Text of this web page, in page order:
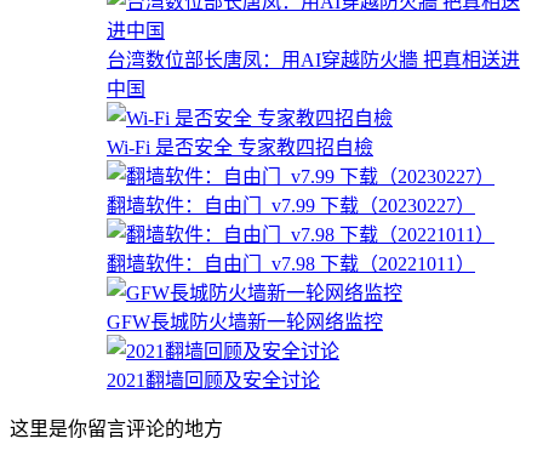
台湾数位部长唐凤：用AI穿越防火牆 把真相送进
中国
Wi-Fi 是否安全 专家教四招自檢
翻墙软件：自由门_v7.99 下载（20230227）
翻墙软件：自由门_v7.98 下载（20221011）
GFW長城防火墙新一轮网络监控
2021翻墙回顾及安全讨论
这里是你留言评论的地方